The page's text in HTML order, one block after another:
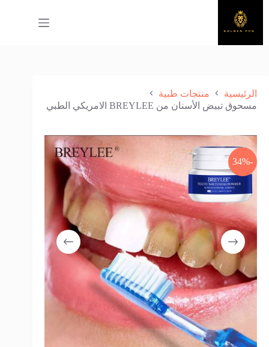
المحتوى
الرئيسية
منتجات طبية
مسحوق تبيض الأسنان من BREYLEE الامريكي الطبي
-34%